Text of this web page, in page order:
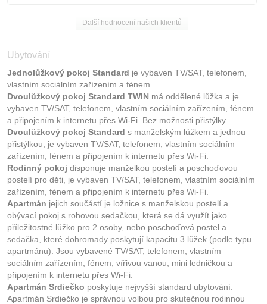
Další hodnocení našich klientů
Ubytování
Jednolůžkový pokoj Standard je vybaven TV/SAT, telefonem,
vlastním sociálním zařízením a fénem.
Dvoulůžkový pokoj Standard TWIN má oddělené lůžka a je
vybaven TV/SAT, telefonem, vlastním sociálním zařízením, fénem
a připojením k internetu přes Wi-Fi. Bez možnosti přistýlky.
Dvoulůžkový pokoj Standard s manželským lůžkem a jednou
přistýlkou, je vybaven TV/SAT, telefonem, vlastním sociálním
zařízením, fénem a připojením k internetu přes Wi-Fi.
Rodinný pokoj disponuje manželkou postelí a poschoďovou
postelí pro děti, je vybaven TV/SAT, telefonem, vlastním sociálním
zařízením, fénem a připojením k internetu přes Wi-Fi.
Apartmán jejich součástí je ložnice s manželskou postelí a
obývací pokoj s rohovou sedačkou, která se dá využít jako
příležitostné lůžko pro 2 osoby, nebo poschoďová postel a
sedačka, které dohromady poskytují kapacitu 3 lůžek (podle typu
apartmánu). Jsou vybavené TV/SAT, telefonem, vlastním
sociálním zařízením, fénem, vířivou vanou, mini ledničkou a
připojením k internetu přes Wi-Fi.
Apartmán Srdiečko poskytuje nejvyšší standard ubytování.
Apartmán Srdiečko je správnou volbou pro skutečnou rodinnou